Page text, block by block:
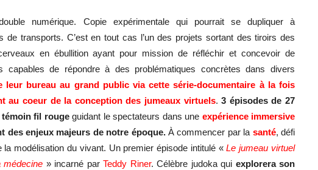
numérique. Copie expérimentale qui pourrait se dupliquer à
de transports. C’est en tout cas l’un des projets sortant des tiroirs des
en ébullition ayant pour mission de réfléchir et concevoir de
capables de répondre à des problématiques concrètes dans divers
leur bureau au grand public via cette série-documentaire à la fois
au coeur de la conception des jumeaux virtuels. 3 épisodes de 27
témoin fil rougeguidant le spectateurs dans une expérience immersive
des enjeux majeurs de notre époque.À commencer par la santé, défi
modélisation du vivant. Un premier épisode intitulé «Le jumeau virtuel
médecine » incarné parTeddy Riner. Célèbre judoka qui explorerason